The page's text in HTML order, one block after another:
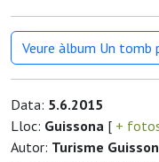
Veure àlbum Un tomb
Data: 5.6.2015
Lloc: Guissona [ +
Autor: Turisme